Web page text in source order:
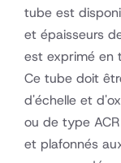
tube est
et épaisseurs
est exprimé en
Ce tube doit
d'échelle et
ou de type
et plafonnés